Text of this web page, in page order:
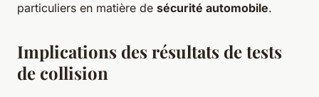
particuliers en matière de sécurité automobile.
Implications des résultats de tests
de collision